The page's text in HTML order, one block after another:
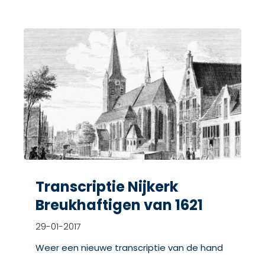
Transcriptie Nijkerk
Breukhaftigen van 1621
29-01-2017
Weer een nieuwe transcriptie van de hand